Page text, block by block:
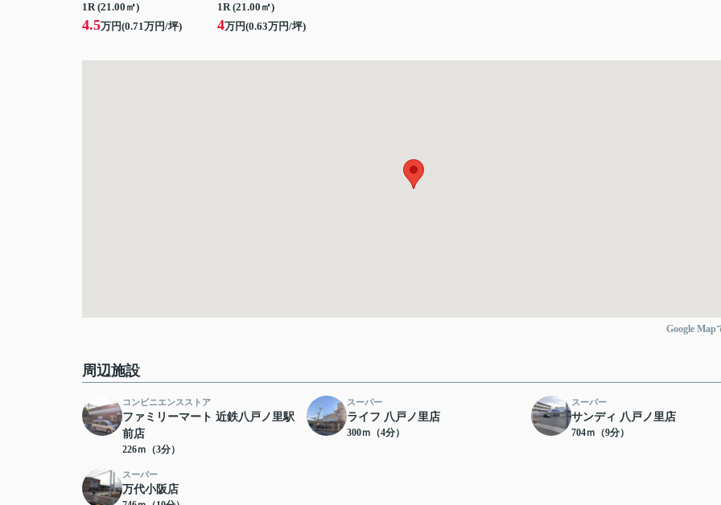
1R (21.00㎡)
4.5万円(0.71万円/坪)
1R (21.00㎡)
4万円(0.63万円/坪)
Google Map
周辺施設
コンビニエンスストア
ファミリーマート 近鉄八戸ノ里駅
前店
226ｍ（3分）
スーパー
ライフ 八戸ノ里店
300ｍ（4分）
スーパー
サンディ 八戸ノ里店
704ｍ（9分）
スーパー
万代小阪店